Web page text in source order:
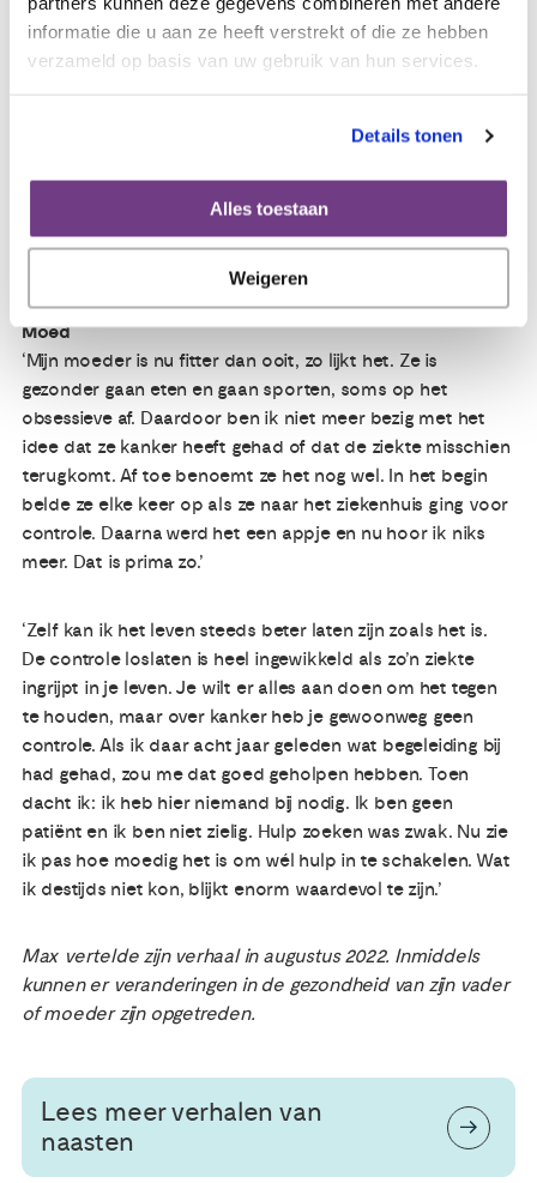
informatie die u aan ze heeft verstrekt of die ze hebben
verzameld op basis van uw gebruik van hun services.
Details tonen
Alles toestaan
Weigeren
veranderd. De emoties die ik vroeger wegstopte, probeer
ik nu toe te laten. Ik merk dat weinig mensen in mijn
omgeving daar zo bewust mee bezig zijn als ik. Niet alleen
familie en vrienden over moeilijke onderwerpen.
Daarnaast ben ik gaan schrijven. Als ik de behoefte voel,
schrijf ik op wat er in me omgaat, zonder daar lang over
na te denken. Ook dat is een vorm van dichter bij mezelf
Moed
‘Mijn moeder is nu fitter dan ooit, zo lijkt het. Ze is
gezonder gaan eten en gaan sporten, soms op het
obsessieve af. Daardoor ben ik niet meer bezig met het
idee dat ze kanker heeft gehad of dat de ziekte misschien
terugkomt. Af toe benoemt ze het nog wel. In het begin
belde ze elke keer op als ze naar het ziekenhuis ging voor
controle. Daarna werd het een appje en nu hoor ik niks
meer. Dat is prima zo.’
‘Zelf kan ik het leven steeds beter laten zijn zoals het is.
De controle loslaten is heel ingewikkeld als zo’n ziekte
ingrijpt in je leven. Je wilt er alles aan doen om het tegen
te houden, maar over kanker heb je gewoonweg geen
controle. Als ik daar acht jaar geleden wat begeleiding bij
had gehad, zou me dat goed geholpen hebben. Toen
dacht ik: ik heb hier niemand bij nodig. Ik ben geen
patiënt en ik ben niet zielig. Hulp zoeken was zwak. Nu zie
ik pas hoe moedig het is om wél hulp in te schakelen. Wat
ik destijds niet kon, blijkt enorm waardevol te zijn.’
Max vertelde zijn verhaal in augustus 2022. Inmiddels
kunnen er veranderingen in de gezondheid van zijn vader
of moeder zijn opgetreden.
Lees meer verhalen van
naasten